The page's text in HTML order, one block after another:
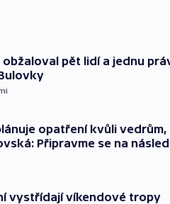
pět lidí a jednu
opatření kvůli vedrům,
Připravme se na
vystřídají víkendové tropy